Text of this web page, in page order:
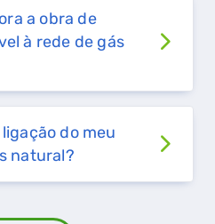
a obra de
à rede de gás
do meu
natural?